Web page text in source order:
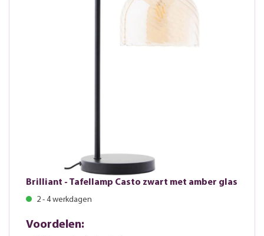
Brilliant - Tafellamp Casto zwart met amber glas
2 - 4 werkdagen
Voordelen: